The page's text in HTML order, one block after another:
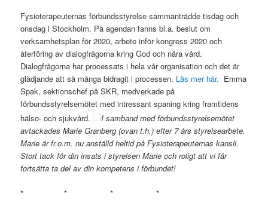
Fysioterapeuternas förbundsstyrelse sammanträdde tisdag och
onsdag i Stockholm. På agendan fanns bl.a. beslut om
verksamhetsplan för 2020, arbete inför kongress 2020 och
återföring av dialogfrågorna kring God och nära vård.
Dialogfrågorna har processats i hela vår organisation och det är
glädjande att så många bidragit i processen. Läs mer här. Emma
Spak, sektionschef på SKR, medverkade på
förbundsstyrelsemötet med intressant spaning kring framtidens
hälso- och sjukvård.
I samband med förbundsstyrelsemötet
avtackades Marie Granberg (ovan t.h.) efter 7 års styrelsearbete.
Marie är fr.o.m. nu anställd heltid på Fysioterapeuternas kansli.
Stort tack för din insats i styrelsen Marie och roligt att vi får
fortsätta ta del av din kompetens i förbundet!
* * * *